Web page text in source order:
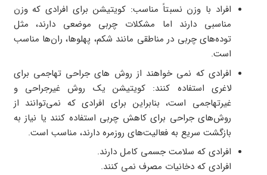
افراد با وزن نسبتاً مناسب: کویتیشن برای افرادی که وزن
مناسبی دارند اما مشکلات چربی موضعی دارند، مثل
توده‌های چربی در مناطقی مانند شکم، پهلوها، ران‌ها مناسب
است.
افرادی که نمی خواهند از روش های جراحی تهاجمی برای
لاغری استفاده کنند: کویتیشن یک روش غیرجراحی و
غیرتهاجمی است، بنابراین برای افرادی که نمی‌توانند از
روش‌های جراحی برای کاهش چربی استفاده کنند یا نیاز به
بازگشت سریع به فعالیت‌های روزمره دارند، مناسب است.
افرادی که سلامت جسمی کامل دارند.
افرادی که دخانیات مصرف نمی کنند.